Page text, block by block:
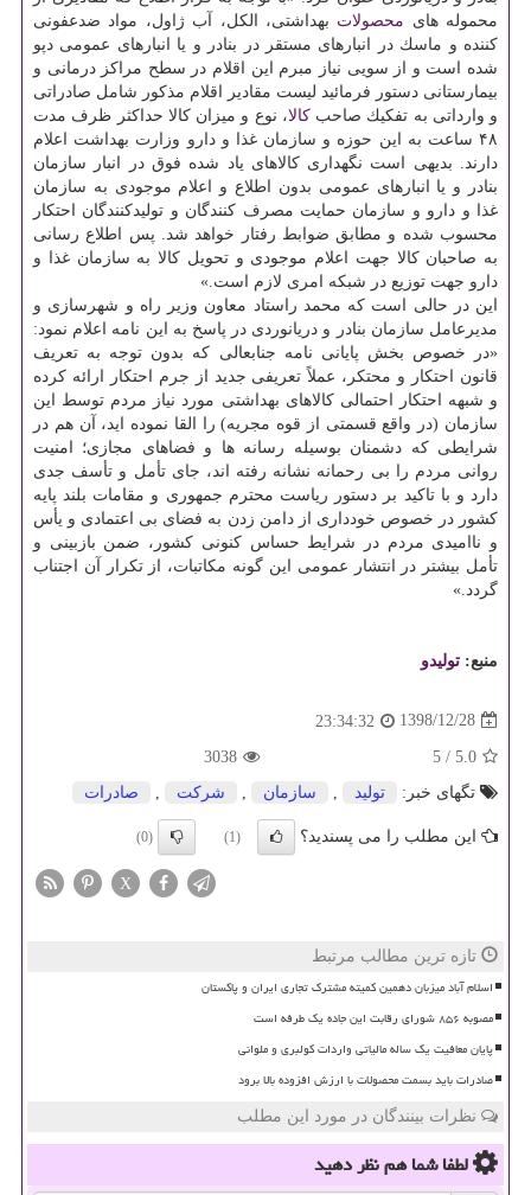
محموله های محصولات بهداشتی، الكل، آب ژاول، مواد ضدعفونی
كننده و ماسك در انبارهای مستقر در بنادر و یا انبارهای عمومی دپو
شده است و از سویی نیاز مبرم این اقلام در سطح مراكز درمانی و
بیمارستانی دستور فرمائید لیست مقادیر اقلام مذكور شامل صادراتی
و وارداتی به تفكیك صاحبكالا، نوع و میزان كالا حداكثر ظرف مدت
۴۸ ساعت به این حوزه و سازمان غذا و دارو وزارت بهداشت اعلام
دارند. بدیهی است نگهداری كالاهای یاد شده فوق در انبار سازمان
بنادر و یا انبارهای عمومی بدون اطلاع و اعلام موجودی به سازمان
غذا و دارو و سازمان حمایت مصرف كنندگان و تولیدكنندگان احتكار
محسوب شده و مطابق ضوابط رفتار خواهد شد. پس اطلاع رسانی
به صاحبان كالا جهت اعلام موجودی و تحویل كالا به سازمان غذا و
دارو جهت توزیع در شبكه امری لازم است.»
این در حالی است كه محمد راستاد معاون وزیر راه و شهرسازی و
مدیرعامل سازمان بنادر و دریانوردی در پاسخ به این نامه اعلام نمود:
«در خصوص بخش پایانی نامه جنابعالی كه بدون توجه به تعریف
قانون احتكار و محتكر، عملاً تعریفی جدید از جرم احتكار ارائه كرده
و شبهه احتكار احتمالی كالاهای بهداشتی مورد نیاز مردم توسط این
سازمان (در واقع قسمتی از قوه مجریه) را القا نموده اید، آن هم در
شرایطی كه دشمنان بوسیله رسانه ها و فضاهای مجازی؛ امنیت
روانی مردم را بی رحمانه نشانه رفته اند، جای تأمل و تأسف جدی
دارد و با تاكید بر دستور ریاست محترم جمهوری و مقامات بلند پایه
كشور در خصوص خودداری از دامن زدن به فضای بی اعتمادی و یأس
و ناامیدی مردم در شرایط حساس كنونی كشور، ضمن بازبینی و
تأمل بیشتر در انتشار عمومی این گونه مكاتبات، از تكرار آن اجتناب
گردد.»
منبع: تولیدو
1398/12/28
23:34:32
5.0
/
5
3038
تگهای خبر:
تولید سازمان شركت صادرات
این مطلب را می پسندید؟ (1)
(0)
X
تازه ترین مطالب مرتبط
اسلام آباد میزبان دهمین کمیته مشترک تجاری ایران و پاکستان
مصوبه ۸۵۶ شورای رقابت این جاده یک طرفه است
پایان معافیت یک ساله مالیاتی واردات کولبری و ملوانی
صادرات باید بسمت محصولات با ارزش افزوده بالا برود
نظرات بینندگان در مورد این مطلب
لطفا شما همنظر دهید